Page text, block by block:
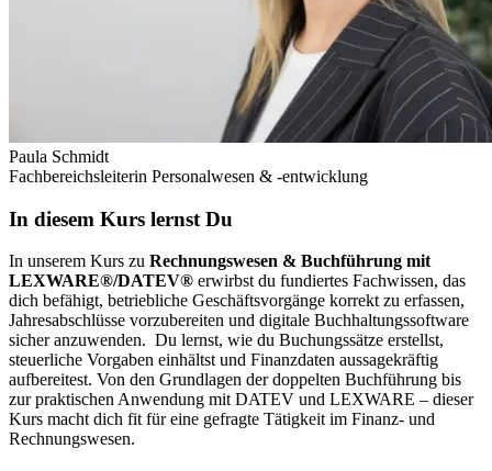
Paula Schmidt
Fachbereichsleiterin Personalwesen & -entwicklung
In diesem Kurs lernst Du
In unserem Kurs zu Rechnungswesen & Buchführung mit
LEXWARE®/DATEV® erwirbst du fundiertes Fachwissen, das
dich befähigt, betriebliche Geschäftsvorgänge korrekt zu erfassen,
Jahresabschlüsse vorzubereiten und digitale Buchhaltungssoftware
sicher anzuwenden. Du lernst, wie du Buchungssätze erstellst,
steuerliche Vorgaben einhältst und Finanzdaten aussagekräftig
aufbereitest. Von den Grundlagen der doppelten Buchführung bis
zur praktischen Anwendung mit DATEV und LEXWARE – dieser
Kurs macht dich fit für eine gefragte Tätigkeit im Finanz- und
Rechnungswesen.